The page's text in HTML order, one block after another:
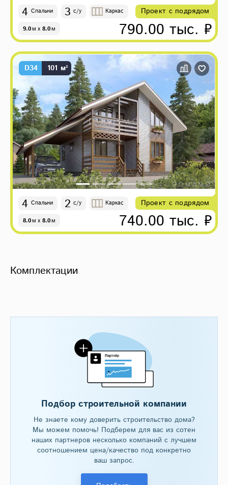
4 Спальни 3 с/у Каркас
9.0м x 8.0м
Проект с подрядом
790.00 тыс. ₽
D34 101 м²
4 Спальни 2 с/у Каркас
8.0м x 8.0м
Проект с подрядом
740.00 тыс. ₽
Комплектации
Подбор строительной компании
Не знаете кому доверить строительство дома?
Мы можем помочь! Подберем для вас из сотен
наших партнеров несколько компаний с лучшем
соотношением цена/качество под конкретно
ваш запрос.